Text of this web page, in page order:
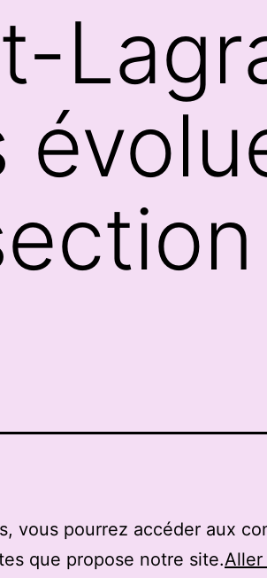
vous pourrez accéder aux
que propose notre site.Aller